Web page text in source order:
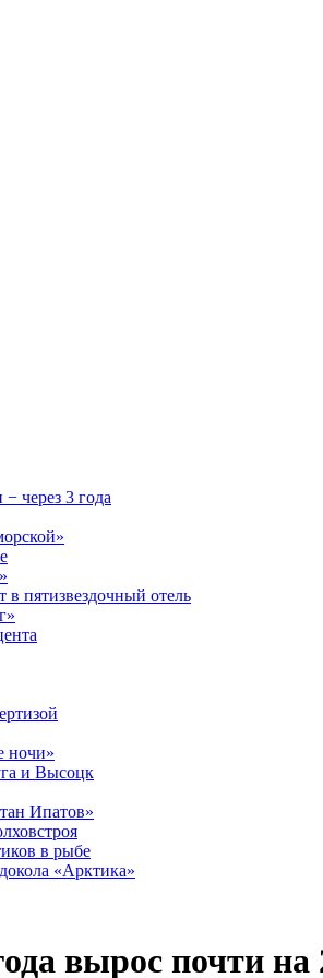
через 3 года
пятизвездочный отель
ночи»
и Высоцк
Ипатов»
в рыбе
«Арктика»
вырос почти на